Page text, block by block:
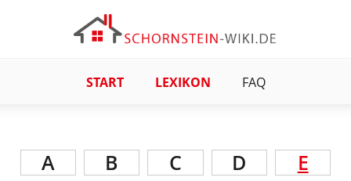
START LEXIKON FAQ
A B C D
E